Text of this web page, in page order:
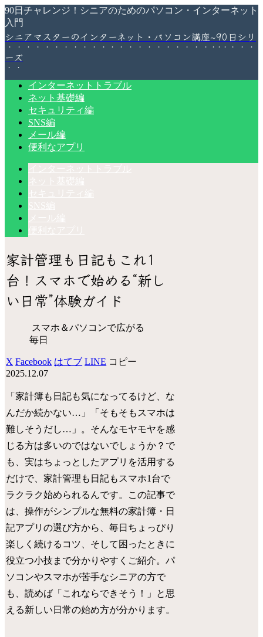
90日チャレンジ！シニアのためのパソコン・インターネット
入門
シニアマスターのインターネット・パソコン講座~90日シリ
ーズ
インターネットトラブル
ネット基礎編
セキュリティ編
SNS編
メール編
便利なアプリ
家計管理も日記もこれ1
台！スマホで始める“新し
い日常”体験ガイド
スマホ＆パソコンで広がる
毎日
X Facebook はてブ LINE コピー
2025.12.07
「家計簿も日記も気になってるけど、な
んだか続かない…」「そもそもスマホは
難しそうだし…」。そんなモヤモヤを感
じる方は多いのではないでしょうか？で
も、実はちょっとしたアプリを活用する
だけで、家計管理も日記もスマホ1台で
ラクラク始められるんです。この記事で
は、操作がシンプルな無料の家計簿・日
記アプリの選び方から、毎日ちょっぴり
楽しく続けるコツ、そして困ったときに
役立つ小技まで分かりやすくご紹介。パ
ソコンやスマホが苦手なシニアの方で
も、読めば「これならできそう！」と思
える新しい日常の始め方が分かります。